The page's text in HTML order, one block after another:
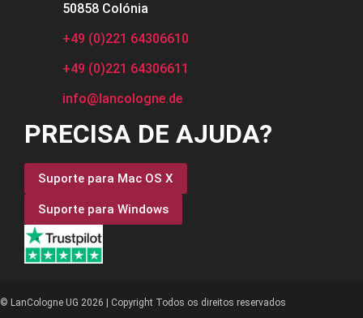
50858 Colónia
+49 (0)221 64306610
+49 (0)221 64306611
info@lancologne.de
PRECISA DE AJUDA?
Suporte para Mac OS X
Suporte para Windows
© LanCologne UG 2026 | Copyright Todos os direitos reservados